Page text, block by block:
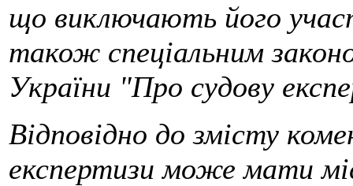
що виключають його
також спеціальним
України "Про судову
Відповідно до змісту
експертизи може мати